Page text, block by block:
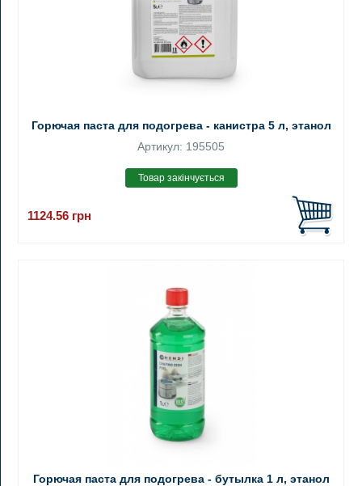
Горючая паста для подогрева - канистра 5 л, этанол
Артикул: 195505
1124.56 грн
Горючая паста для подогрева - бутылка 1 л, этанол